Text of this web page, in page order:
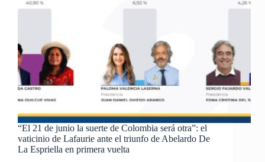
“El 21 de junio la suerte de Colombia será otra”: el
vaticinio de Lafaurie ante el triunfo de Abelardo De
La Espriella en primera vuelta